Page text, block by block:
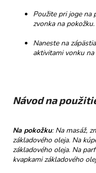
Použite pri joge na
zvonka na pokožku.
Naneste na
aktivitami vonku
Návod na
Na pokožku: Na masáž,
základového oleja. Na
základového oleja. Na
kvapkami základového